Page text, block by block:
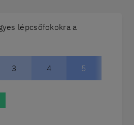
lépcsőfokokra a
3 4 5